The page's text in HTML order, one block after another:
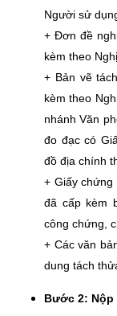
Người sử
+ Đơn đề
kèm theo
+ Bản vẽ
kèm theo
nhánh Văn
đo đạc có
đồ địa chính
+ Giấy chứng
đã cấp kèm
công chứng,
+ Các văn
dung tách
Bước 2: